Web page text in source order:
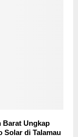
Barat Ungkap
Solar di Talamau